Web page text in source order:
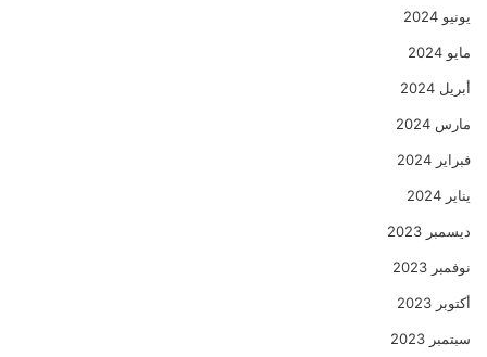
يونيو 2024
مايو 2024
أبريل 2024
مارس 2024
فبراير 2024
يناير 2024
ديسمبر 2023
نوفمبر 2023
أكتوبر 2023
سبتمبر 2023